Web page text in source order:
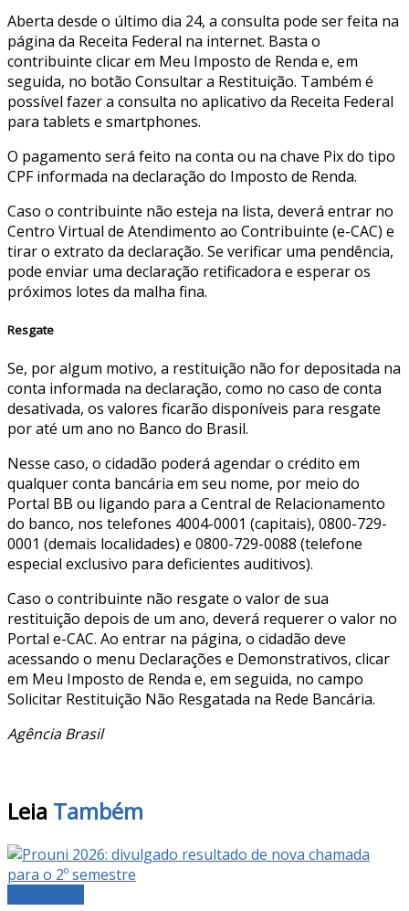
Aberta desde o último dia 24, a consulta pode ser feita na
página da Receita Federal na internet. Basta o
contribuinte clicar em Meu Imposto de Renda e, em
seguida, no botão Consultar a Restituição. Também é
possível fazer a consulta no aplicativo da Receita Federal
para tablets e smartphones.
O pagamento será feito na conta ou na chave Pix do tipo
CPF informada na declaração do Imposto de Renda.
Caso o contribuinte não esteja na lista, deverá entrar no
Centro Virtual de Atendimento ao Contribuinte (e-CAC) e
tirar o extrato da declaração. Se verificar uma pendência,
pode enviar uma declaração retificadora e esperar os
próximos lotes da malha fina.
Resgate
Se, por algum motivo, a restituição não for depositada na
conta informada na declaração, como no caso de conta
desativada, os valores ficarão disponíveis para resgate
por até um ano no Banco do Brasil.
Nesse caso, o cidadão poderá agendar o crédito em
qualquer conta bancária em seu nome, por meio do
Portal BB ou ligando para a Central de Relacionamento
do banco, nos telefones 4004-0001 (capitais), 0800-729-
0001 (demais localidades) e 0800-729-0088 (telefone
especial exclusivo para deficientes auditivos).
Caso o contribuinte não resgate o valor de sua
restituição depois de um ano, deverá requerer o valor no
Portal e-CAC. Ao entrar na página, o cidadão deve
acessando o menu Declarações e Demonstrativos, clicar
em Meu Imposto de Renda e, em seguida, no campo
Solicitar Restituição Não Resgatada na Rede Bancária.
Agência Brasil
Leia Também